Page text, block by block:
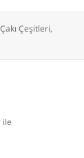
Etiketler
Çakı Çeşitleri,
ile